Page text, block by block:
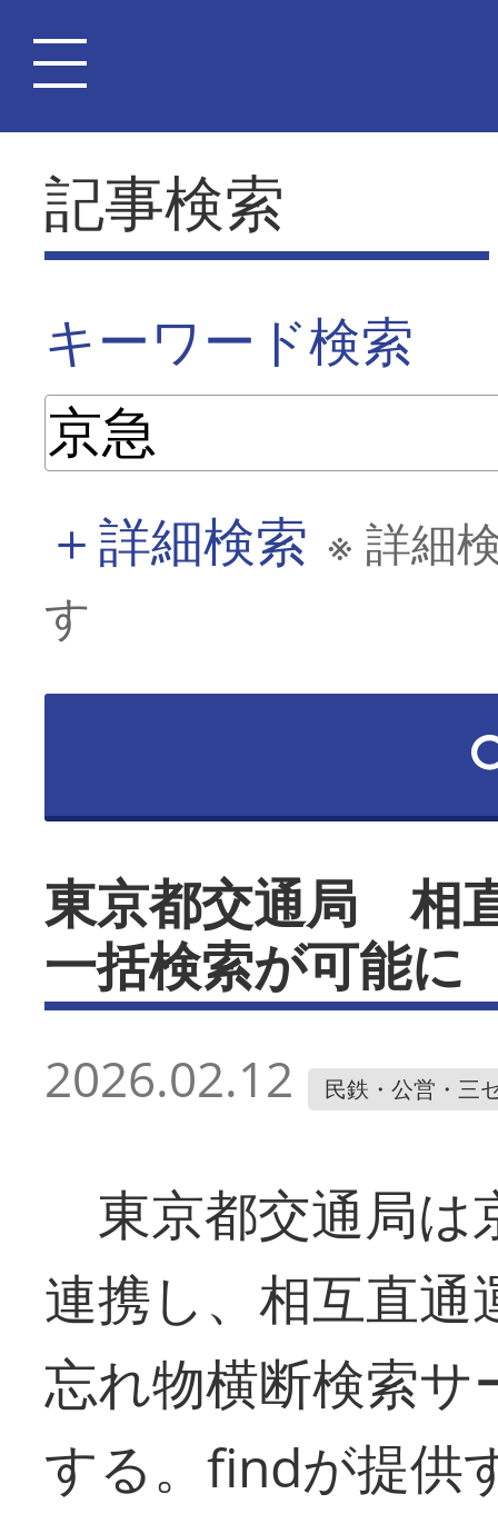
記事検索
キーワード検索
＋詳細検索 ※ 詳細
す
東京都交通局 相
一括検索が可能に
2026.02.12 民鉄・公営・三
東京都交通局は
連携し、相互直
忘れ物横断検索
する。findが提供